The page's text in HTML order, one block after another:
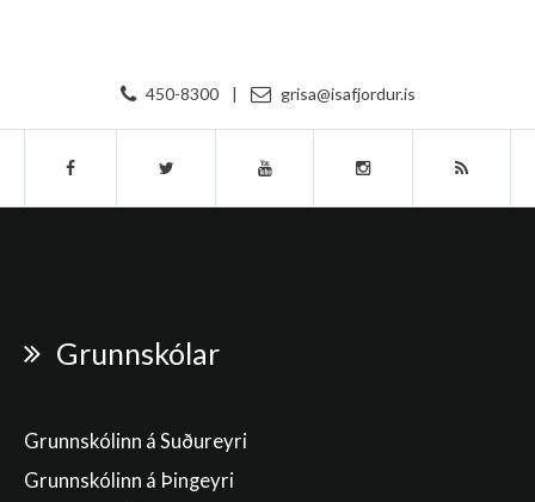
450-8300 | grisa@isafjordur.is
Grunnskólar
Grunnskólinn á Suðureyri
Grunnskólinn á Þingeyri